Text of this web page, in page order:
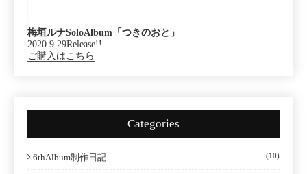
梅垣ルナSoloAlbum「つきのおと」
2020.9.29Release!!
ご購入はこちら
Categories
6thAlbum制作日記 (10)